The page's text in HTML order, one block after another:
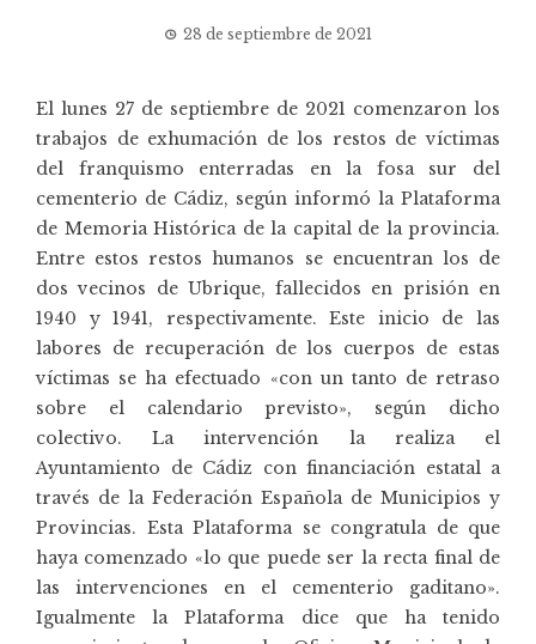
28 de septiembre de 2021
El lunes 27 de septiembre de 2021 comenzaron los
trabajos de exhumación de los restos de víctimas
del franquismo enterradas en la fosa sur del
cementerio de Cádiz, según informó la Plataforma
de Memoria Histórica de la capital de la provincia.
Entre estos restos humanos se encuentran los de
dos vecinos de Ubrique, fallecidos en prisión en
1940 y 1941, respectivamente. Este inicio de las
labores de recuperación de los cuerpos de estas
víctimas se ha efectuado «con un tanto de retraso
sobre el calendario previsto», según dicho
colectivo. La intervención la realiza el
Ayuntamiento de Cádiz con financiación estatal a
través de la Federación Española de Municipios y
Provincias. Esta Plataforma se congratula de que
haya comenzado «lo que puede ser la recta final de
las intervenciones en el cementerio gaditano».
Igualmente la Plataforma dice que ha tenido